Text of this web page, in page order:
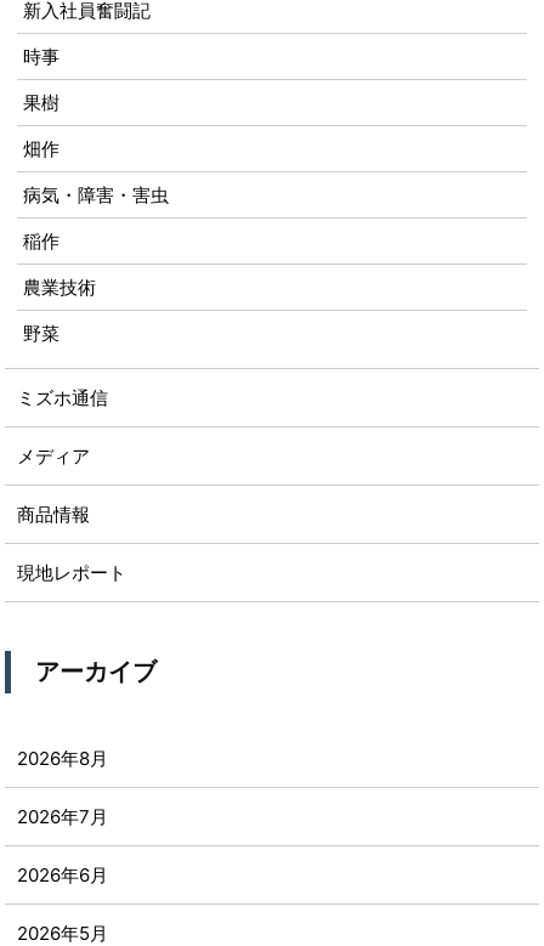
新入社員奮闘記
時事
果樹
畑作
病気・障害・害虫
稲作
農業技術
野菜
ミズホ通信
メディア
商品情報
現地レポート
アーカイブ
2026年8月
2026年7月
2026年6月
2026年5月